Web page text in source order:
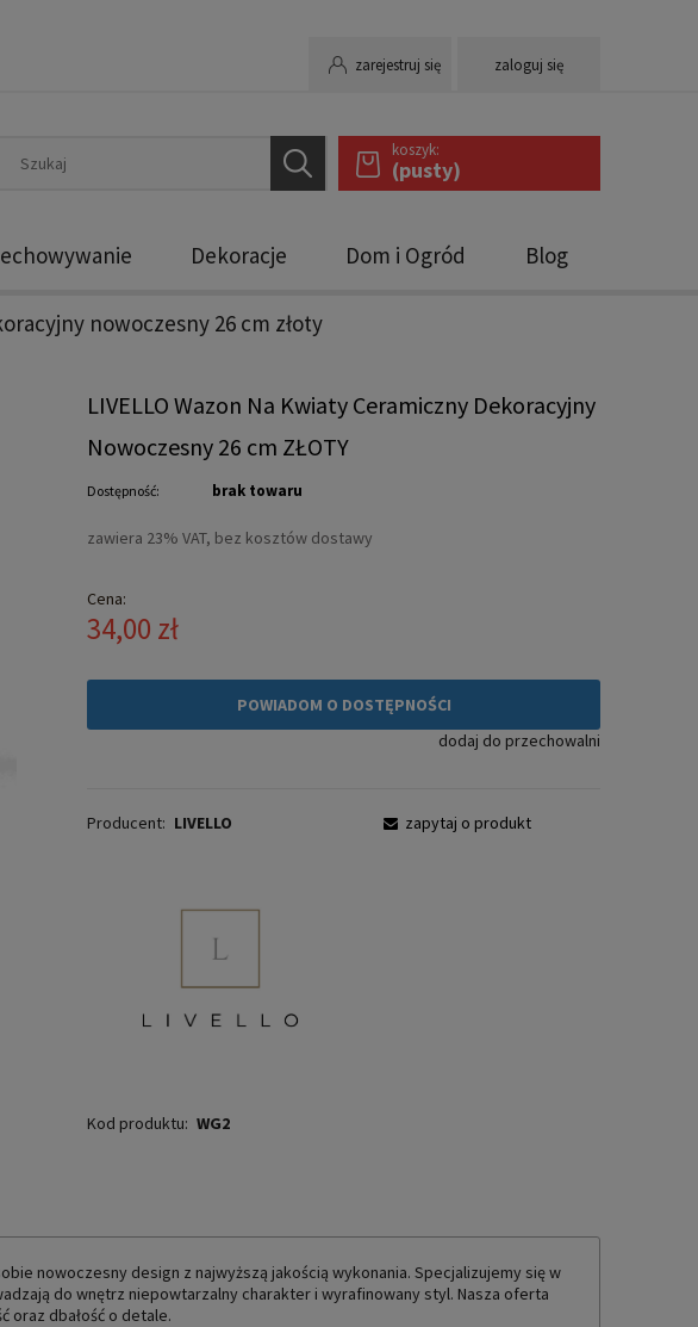
zarejestruj się zaloguj się
koszyk:
(pusty)
Dekoracje Dom i Ogród Blog
nowoczesny 26 cm złoty
LIVELLO Wazon Na Kwiaty Ceramiczny Dekoracyjny
Nowoczesny 26 cm ZŁOTY
Dostępność: brak towaru
zawiera 23% VAT, bez kosztów dostawy
Cena:
34,00 zł
POWIADOM O DOSTĘPNOŚCI
dodaj do przechowalni
Producent: LIVELLO
Kod produktu: WG2
zapytaj o produkt
nowoczesny design z najwyższą jakością wykonania. Specjalizujemy się w
do wnętrz niepowtarzalny charakter i wyrafinowany styl. Nasza oferta
oraz dbałość o detale.